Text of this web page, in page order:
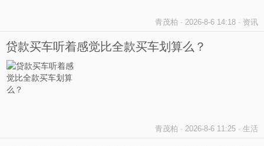
青茂柏 - 2026-8-6 14:18 - 资讯
贷款买车听着感觉比全款买车划算么？
青茂柏 - 2026-8-6 11:25 - 生活